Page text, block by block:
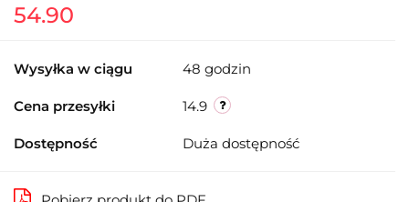
54.90
Wysyłka w ciągu 48 godzin
Cena przesyłki 14.9
Dostępność Duża dostępność